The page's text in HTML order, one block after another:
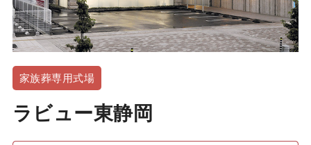
家族葬専用式場
ラビュー東静岡